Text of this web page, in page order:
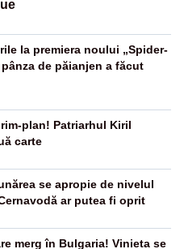
la premiera noului „Spider-
de păianjen a făcut
plan! Patriarhul Kiril
carte
se apropie de nivelul
ar putea fi oprit
merg în Bulgaria! Vinieta se